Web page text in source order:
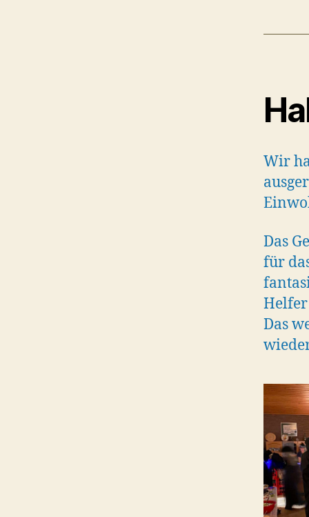
Wir
Das
für
Das